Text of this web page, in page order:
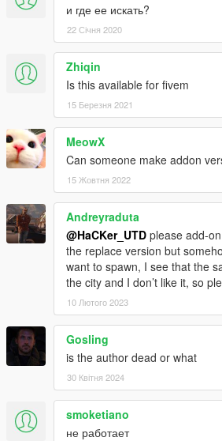
и где ее искать?
22 Січня 2020
Zhiqin
Is this available for fivem
15 Березня 2021
MeowX
Can someone make addon
15 Жовтня 2022
Andreyraduta
@HaCKer_UTD please add-
the replace version but
want to spawn, I see that the
the city and I don’t like it, so
10 Лютого 2023
Gosling
is the author dead or what
30 Квітня 2024
smoketiano
не работает